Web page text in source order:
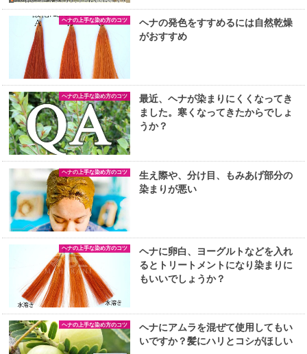
ヘナの上手な染め方のコツ
ヘナの発色をすすめるには自然乾燥
がおすすめ
ヘナの上手な染め方のコツ
最近、ヘナが染まりにくくなってき
ました。寒くなってきたからでしょ
うか？
ヘナの上手な染め方のコツ
生え際や、分け目、もみあげ部分の
染まりが悪い
ヘナの上手な染め方のコツ
ヘナに卵白、ヨーグルトなどを入れ
るとトリートメントになり染まりに
もいいでしょうか？
ヘナの上手な染め方のコツ
ヘナにアムラを混ぜて使用してもい
いですか？髪にハリとコシがほしい